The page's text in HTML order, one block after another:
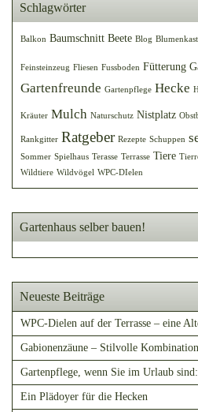
Schlagwörter
Balkon Baumschnitt Beete Blog
Feinsteinzeug Fliesen Fussboden Fütterung
Gartenfreunde Gartenpflege Hecke
Kräuter Mulch Naturschutz Nistplatz
Rankgitter Ratgeber Rezepte Schuppen
Sommer Spielhaus Terasse Terrasse Tiere
Wildtiere Wildvögel WPC-DIelen
Gartenhaus selber bauen!
Neueste Beiträge
WPC-Dielen auf der Terrasse – eine
Gabionenzäune – Stilvolle
Gartenpflege, wenn Sie im Urlaub
Ein Plädoyer für die Hecken